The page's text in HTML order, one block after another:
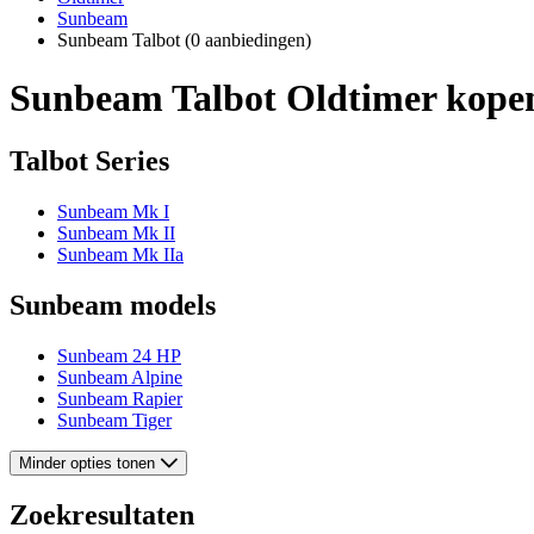
Sunbeam
Sunbeam Talbot (0 aanbiedingen)
Sunbeam Talbot Oldtimer
Talbot Series
Sunbeam Mk I
Sunbeam Mk II
Sunbeam Mk IIa
Sunbeam models
Sunbeam 24 HP
Sunbeam Alpine
Sunbeam Rapier
Sunbeam Tiger
Minder opties tonen
Zoekresultaten